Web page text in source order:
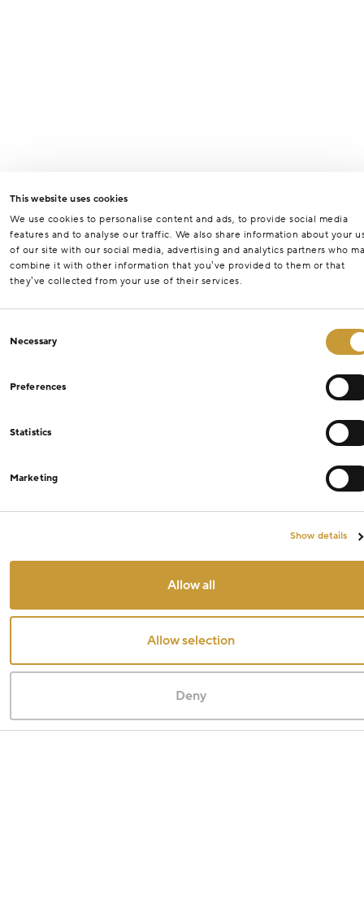
This website uses cookies
We use cookies to personalise content and ads, to provide social media
features and to analyse our traffic. We also share information about your
of our site with our social media, advertising and analytics partners who
combine it with other information that you’ve provided to them or that
they’ve collected from your use of their services.
Selection
Necessary
Preferences
Statistics
Marketing
Show details
Allow all
Allow selection
Deny